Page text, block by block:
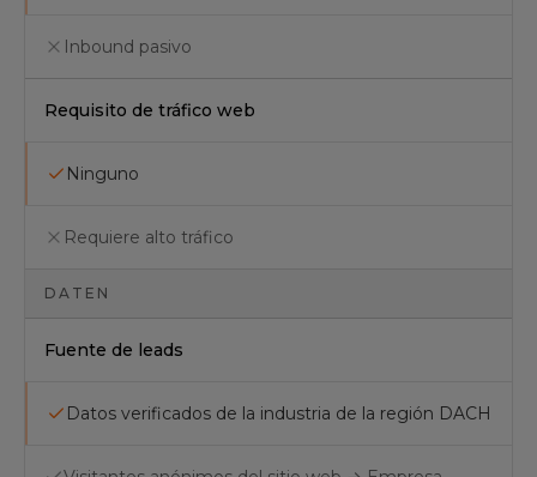
Inbound pasivo
Requisito de tráfico web
Ninguno
Requiere alto tráfico
DATEN
Fuente de leads
Datos verificados de la industria de la región DACH